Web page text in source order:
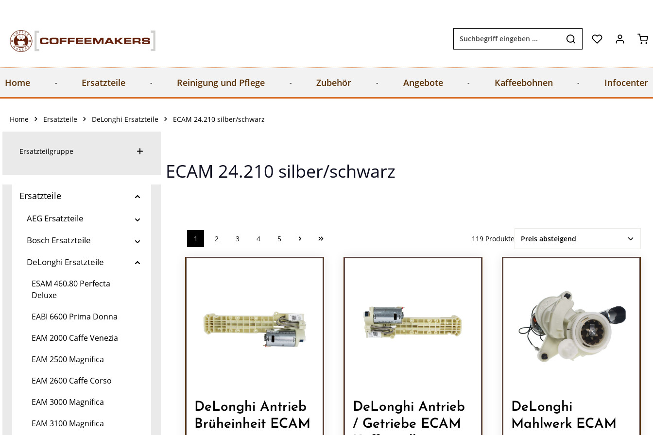
Home Ersatzteile Reinigung und Pflege Zubehör Angebote Kaffeebohnen Infocenter
Home Ersatzteile DeLonghi Ersatzteile ECAM 24.210 silber/schwarz
Ersatzteilgruppe
Ersatzteile
AEG Ersatzteile
Bosch Ersatzteile
DeLonghi Ersatzteile
ESAM 460.80 Perfecta
Deluxe
EABI 6600 Prima Donna
EAM 2000 Caffe Venezia
EAM 2500 Magnifica
EAM 2600 Caffe Corso
EAM 3000 Magnifica
EAM 3100 Magnifica
ECAM 24.210 silber/schwarz
Seite
1 Seite
2 Seite
3 Seite
4 Seite
5 119 Produkte
DeLonghi Antrieb
Brüheinheit ECAM
DeLonghi Antrieb
/ Getriebe ECAM
DeLonghi
Mahlwerk ECAM